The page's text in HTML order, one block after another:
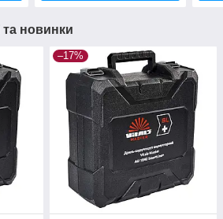
та новинки
–17%